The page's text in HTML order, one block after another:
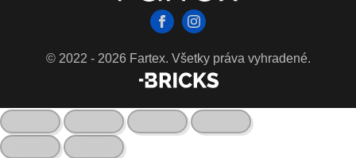
© 2022 - 2026 Fartex. Všetky práva vyhradené.